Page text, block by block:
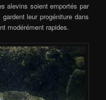
alevins soient emportés par
leur progéniture dans
modérément rapides.